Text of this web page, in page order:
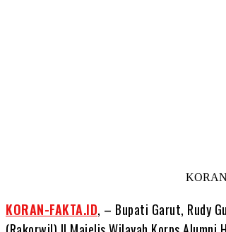
KORAN-FAKTA.ID, – Bupati Garut, Rudy